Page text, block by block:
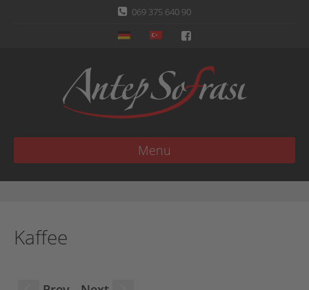
069 375 640 90
Menu
Kaffee